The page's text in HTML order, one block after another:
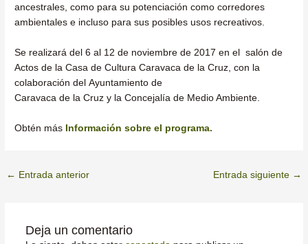
ancestrales, como para su potenciación como corredores
ambientales e incluso para sus posibles usos recreativos.
Se realizará del 6 al 12 de noviembre de 2017 en el salón de
Actos de la Casa de Cultura Caravaca de la Cruz, con la
colaboración del Ayuntamiento de
Caravaca de la Cruz y la Concejalía de Medio Ambiente.
Obtén más Información sobre el programa.
← Entrada anterior Entrada siguiente →
Deja un comentario